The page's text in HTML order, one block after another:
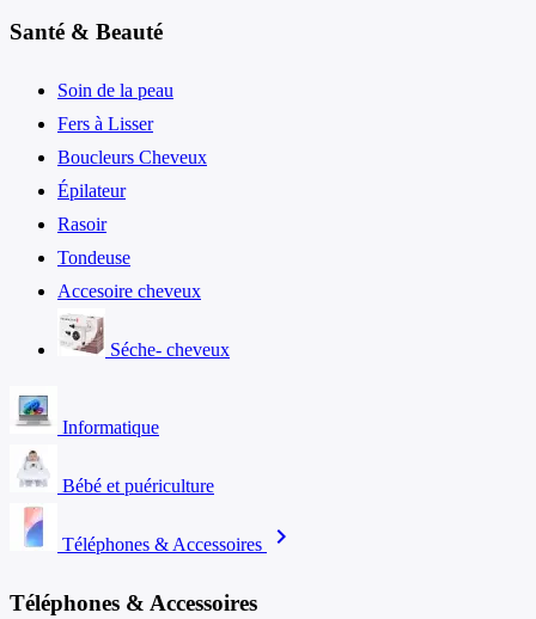
Santé & Beauté
Soin de la peau
Fers à Lisser
Boucleurs Cheveux
Épilateur
Rasoir
Tondeuse
Accesoire cheveux
Séche- cheveux
Informatique
Bébé et puériculture
Téléphones & Accessoires chevron_right
Téléphones & Accessoires